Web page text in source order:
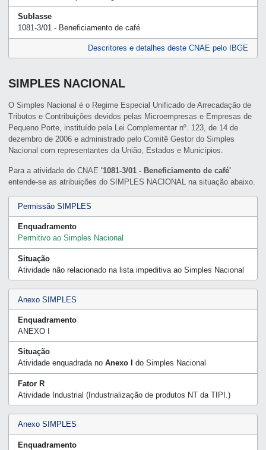
Sublasse
1081-3/01 - Beneficiamento de café
Descritores e detalhes deste CNAE pelo IBGE
SIMPLES NACIONAL
O Simples Nacional é o Regime Especial Unificado de Arrecadação de
Tributos e Contribuições devidos pelas Microempresas e Empresas de
Pequeno Porte, instituído pela Lei Complementar nº. 123, de 14 de
dezembro de 2006 e administrado pelo Comitê Gestor do Simples
Nacional com representantes da União, Estados e Municípios.
Para a atividade do CNAE'1081-3/01 - Beneficiamento de café'
entende-se as atribuições do SIMPLES NACIONAL na situação abaixo.
Permissão SIMPLES
Enquadramento
Permitivo ao Simples Nacional
Situação
Atividade não relacionado na lista impeditiva ao Simples Nacional
Anexo SIMPLES
Enquadramento
ANEXO I
Situação
Atividade enquadrada no Anexo I do Simples Nacional
Fator R
Atividade Industrial (Industrialização de produtos NT da TIPI.)
Anexo SIMPLES
Enquadramento